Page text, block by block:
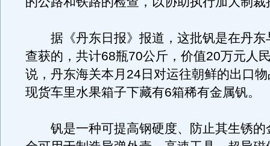
据《丹东日报》报道，这批钒是在丹东
查获的，共计68瓶70公斤，价值20万元人
说，丹东海关本月24日对运往朝鲜的出口
现货车里水果箱子下藏有6箱稀有金属钒。
钒是一种可提高钢硬度、防止其生锈的